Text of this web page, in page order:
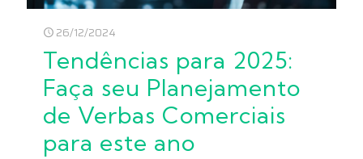
26/12/2024
Tendências para 2025:
Faça seu Planejamento
de Verbas Comerciais
para este ano